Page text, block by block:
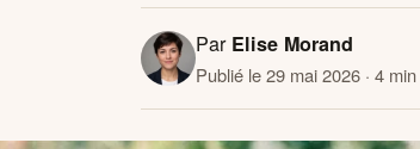
Par Elise Morand
Publié le 29 mai 2026 · 4